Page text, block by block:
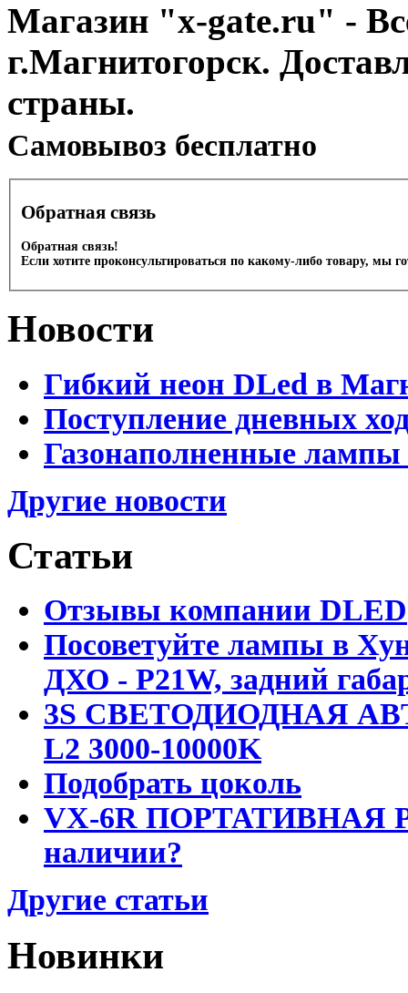
Магазин "x-gate.ru" -
г.Магнитогорск.
страны.
Cамовывоз бесплатно
Обратная связь
Обратная связь!
Если хотите проконсультироваться по какому-либо товару, мы
Новости
Гибкий неон DLed в
Поступление дневных
Газонаполненные
Другие новости
Статьи
Отзывы компании DLED
Посоветуйте лампы в
ДХО - P21W, задний
3S СВЕТОДИОДНАЯ
L2 3000-10000K
Подобрать цоколь
VX-6R ПОРТАТИВНАЯ
наличии?
Другие статьи
Новинки